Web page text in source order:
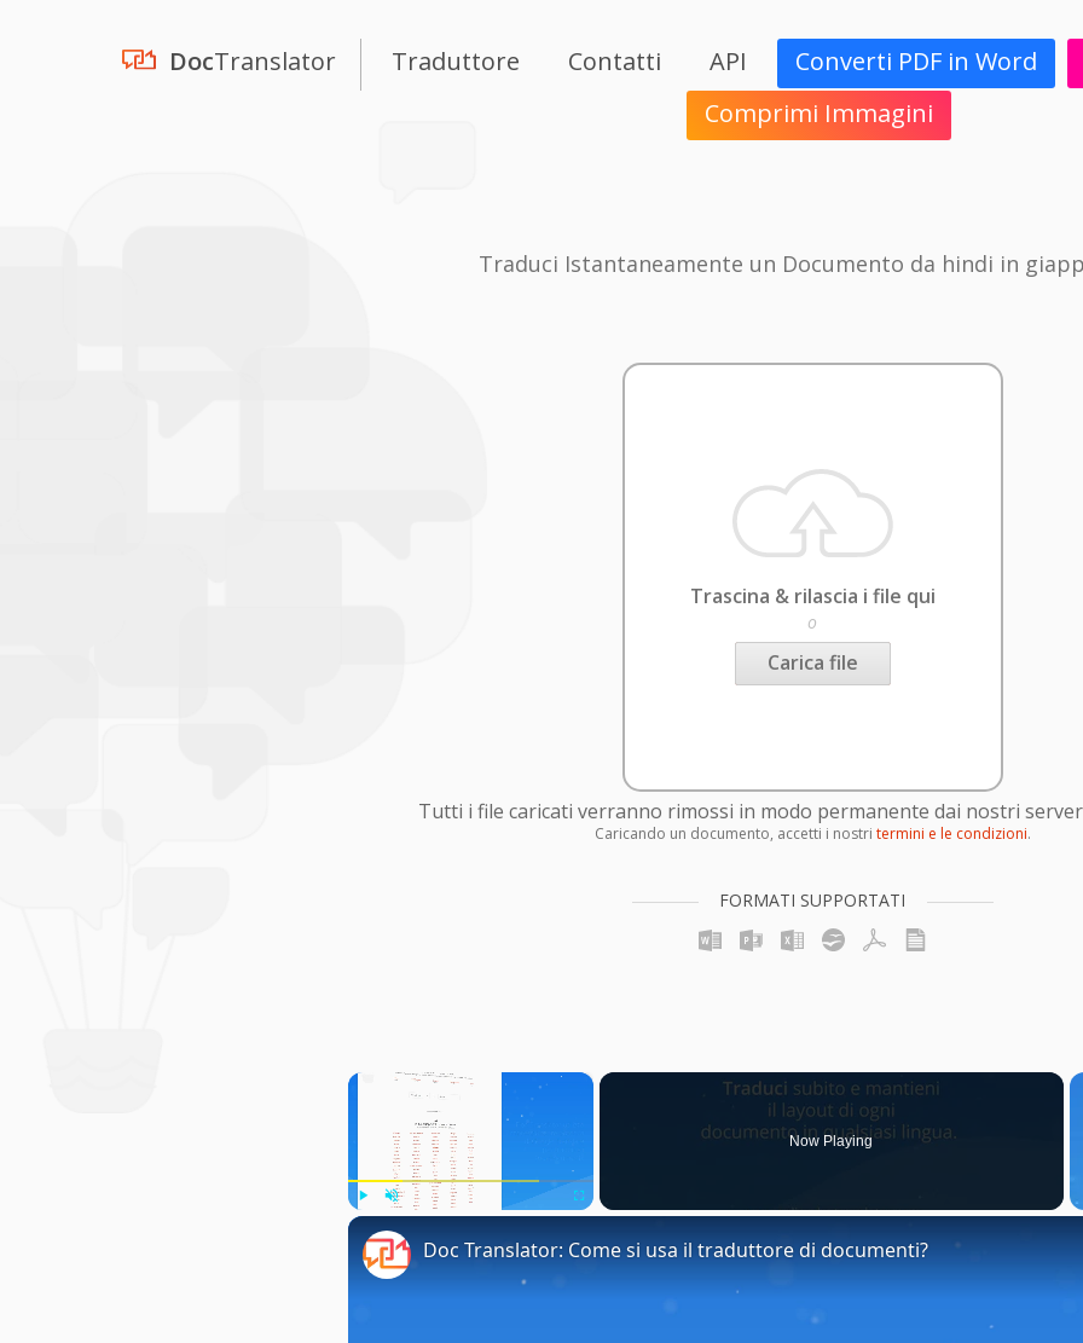
DocTranslator Traduttore Contatti API
Converti PDF in Word
Comprimi Immagini
Traduci Istantaneamente un Documento da hindi in
Trascina & rilascia i file qui
o
Carica file
Tutti i file caricati verranno rimossi in modo permanente dai nostri
Caricando un documento, accetti i nostri termini e le condizioni.
FORMATI SUPPORTATI
×
Now Playing
Doc Translator: Come si usa il traduttore di documenti?